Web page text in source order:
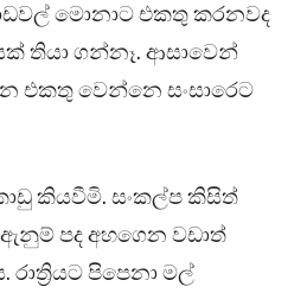
මොනාට එකතු කරනවද
තියා ගන්නෑ. ආසාවෙන්
එකතු වෙන්නෙ සංසාරෙට
කියවීමි. සංකල්ප කිසිත්
පද අහගෙන වඩාත්
පිපෙනා මල්